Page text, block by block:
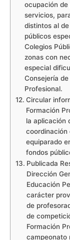
ocupación de
servicios,
distintos al
públicos
Colegios
zonas con
especial
Consejería
Profesional.
Circular
Formación
la aplicación
coordinación
equiparado
fondos
Publicada
Dirección
Educación
carácter
de
de
Formación
campeonato